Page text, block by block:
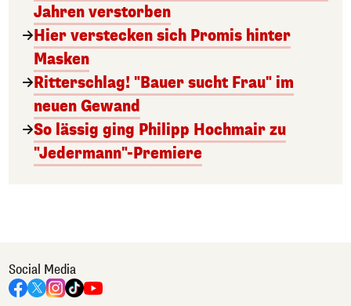
Jahren verstorben
Hier verstecken sich Promis hinter
Masken
Ritterschlag! "Bauer sucht Frau" im
neuen Gewand
So lässig ging Philipp Hochmair zu
"Jedermann"-Premiere
Social Media